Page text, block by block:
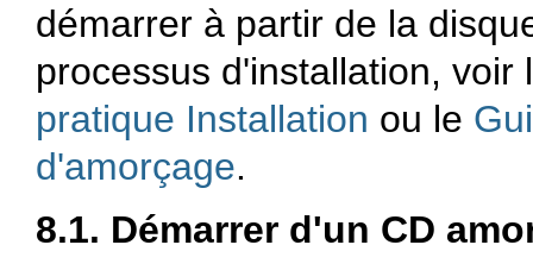
démarrer à partir de la
processus d'installation,
pratique Installation ou le
d'amorçage.
8.1. Démarrer d'un CD